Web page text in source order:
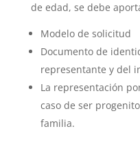
de edad, se debe
Modelo de solicitud
Documento de
representante y del
La representación
caso de ser
familia.